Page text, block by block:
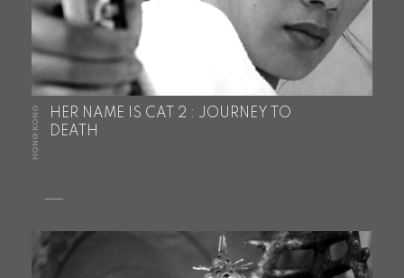
HONG KONG
HER NAME IS CAT 2 : JOURNEY TO
DEATH